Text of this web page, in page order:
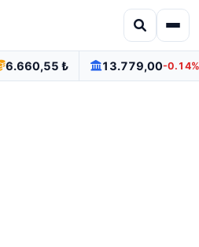
6.660,55 ₺ 13.779,00-0.14%